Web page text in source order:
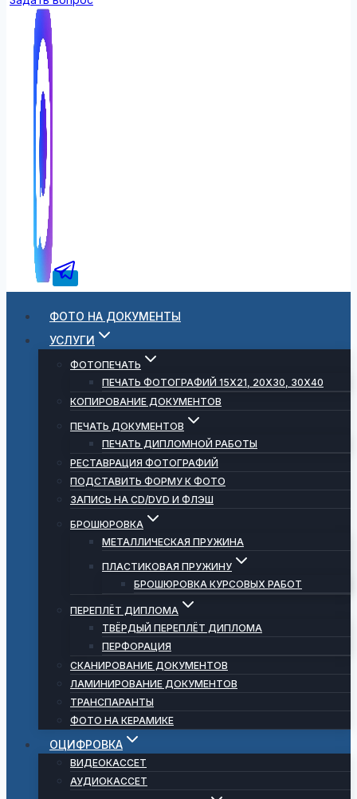
ФОТО НА ДОКУМЕНТЫ
УСЛУГИ
ФОТОПЕЧАТЬ
ПЕЧАТЬ ФОТОГРАФИЙ 15Х21, 20Х30, 30Х40
КОПИРОВАНИЕ ДОКУМЕНТОВ
ПЕЧАТЬ ДОКУМЕНТОВ
ПЕЧАТЬ ДИПЛОМНОЙ РАБОТЫ
РЕСТАВРАЦИЯ ФОТОГРАФИЙ
ПОДСТАВИТЬ ФОРМУ К ФОТО
ЗАПИСЬ НА CD/DVD И ФЛЭШ
БРОШЮРОВКА
МЕТАЛЛИЧЕСКАЯ ПРУЖИНА
ПЛАСТИКОВАЯ ПРУЖИНУ
БРОШЮРОВКА КУРСОВЫХ РАБОТ
ПЕРЕПЛЁТ ДИПЛОМА
ТВЁРДЫЙ ПЕРЕПЛЁТ ДИПЛОМА
ПЕРФОРАЦИЯ
СКАНИРОВАНИЕ ДОКУМЕНТОВ
ЛАМИНИРОВАНИЕ ДОКУМЕНТОВ
ТРАНСПАРАНТЫ
ФОТО НА КЕРАМИКЕ
ОЦИФРОВКА
ВИДЕОКАССЕТ
АУДИОКАССЕТ